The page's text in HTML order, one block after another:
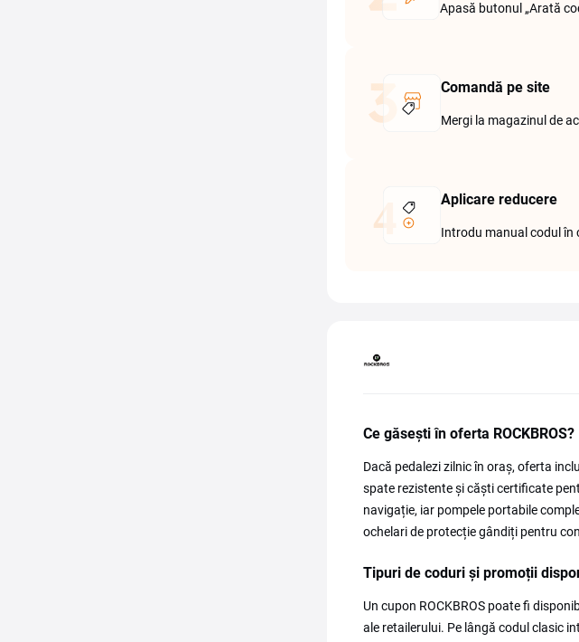
Apasă butonul „Arată
Comandă pe site
Mergi la magazinul de
Aplicare reducere
Introdu manual codul în
Ce găsești în oferta ROCKBROS?
Dacă pedalezi zilnic în oraș, oferta
spate rezistente și căști certificate
navigație, iar pompele portabile
ochelari de protecție gândiți pentru
Tipuri de coduri și promoții
Un cupon ROCKBROS poate fi
ale retailerului. Pe lângă codul clasic